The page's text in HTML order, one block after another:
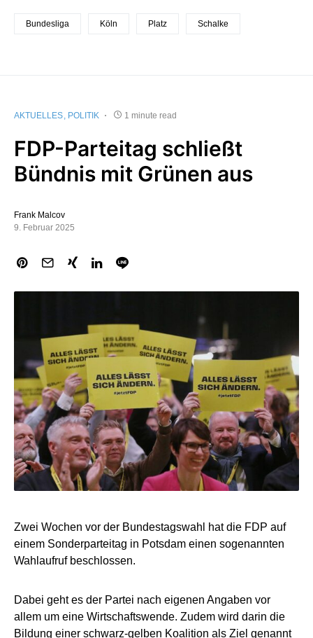
Bundesliga Köln Platz Schalke
AKTUELLES POLITIK 1 minute read
FDP-Parteitag schließt
Bündnis mit Grünen aus
Frank Malcov
9. Februar 2025
Zwei Wochen vor der Bundestagswahl hat die FDP auf
einem Sonderparteitag in Potsdam einen sogenannten
Wahlaufruf beschlossen.
Dabei geht es der Partei nach eigenen Angaben vor
allem um eine Wirtschaftswende. Zudem wird darin die
Bildung einer schwarz-gelben Koalition als Ziel genannt